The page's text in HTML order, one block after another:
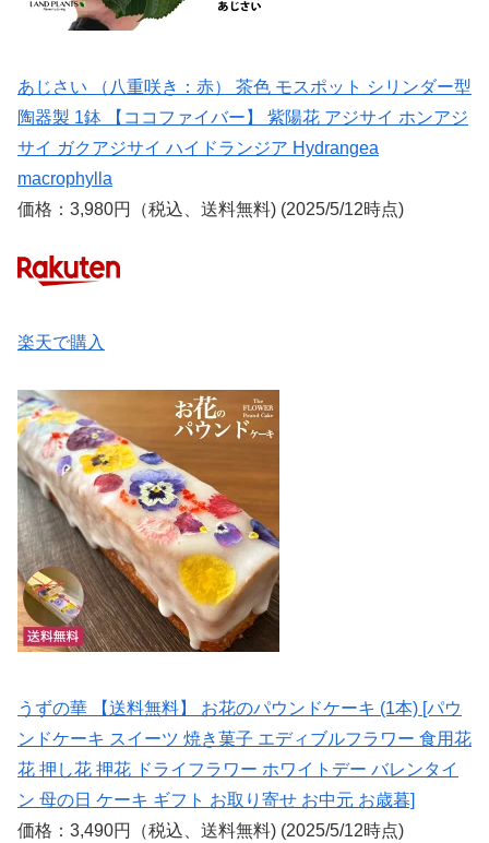
あじさい （八重咲き：赤） 茶色 モスポット シリンダー型
陶器製 1鉢 【ココファイバー】 紫陽花 アジサイ ホンアジ
サイ ガクアジサイ ハイドランジア Hydrangea
macrophylla
価格：3,980円（税込、送料無料) (2025/5/12時点)
楽天で購入
うずの華 【送料無料】 お花のパウンドケーキ (1本) [パウ
ンドケーキ スイーツ 焼き菓子 エディブルフラワー 食用花
花 押し花 押花 ドライフラワー ホワイトデー バレンタイ
ン 母の日 ケーキ ギフト お取り寄せ お中元 お歳暮]
価格：3,490円（税込、送料無料) (2025/5/12時点)